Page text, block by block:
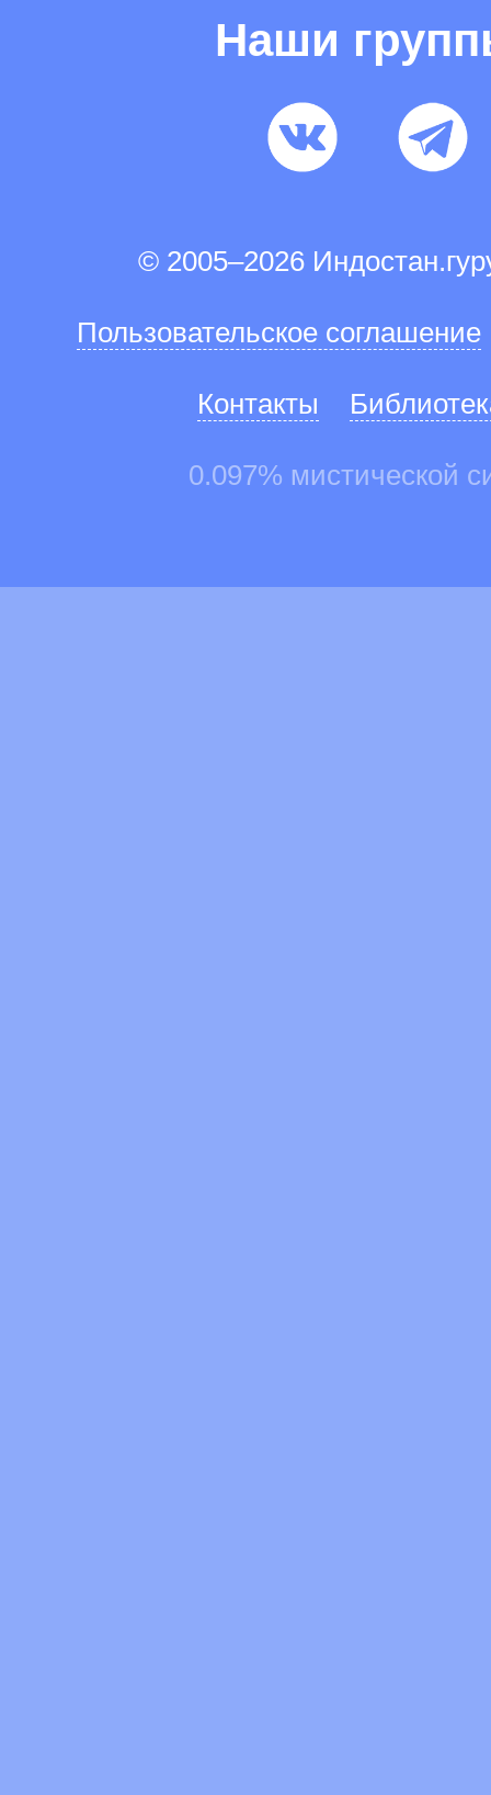
Наши
© 2005–2026
Пользовательское соглашение
Контакты
0.097% мистической